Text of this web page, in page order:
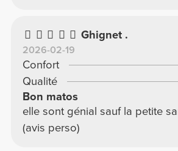
Ghignet .
2026-02-19
Confort
Qualité
Bon matos
elle sont génial sauf la petite
(avis perso)